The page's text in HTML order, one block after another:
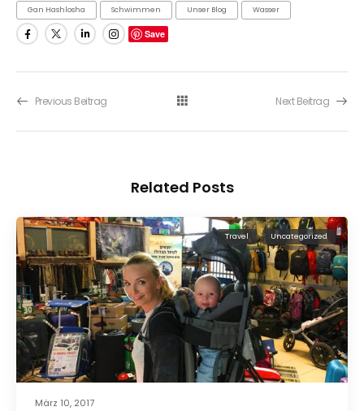
Gan Hashlosha Schwimmen Unser Blog Wasser
Save
Previous Beitrag Next Beitrag
Related Posts
März 10, 2017
Travel Uncategorized